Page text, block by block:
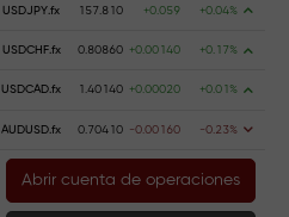
USDJPY.fx 157.810 +0.059 +0.04%
USDCHF.fx 0.80860 +0.00140 +0.17%
USDCAD.fx 1.40140 +0.00020 +0.01%
AUDUSD.fx 0.70410 -0.00160 -0.23%
Abrir cuenta de operaciones